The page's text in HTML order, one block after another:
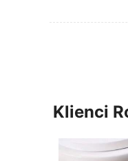
Klienci